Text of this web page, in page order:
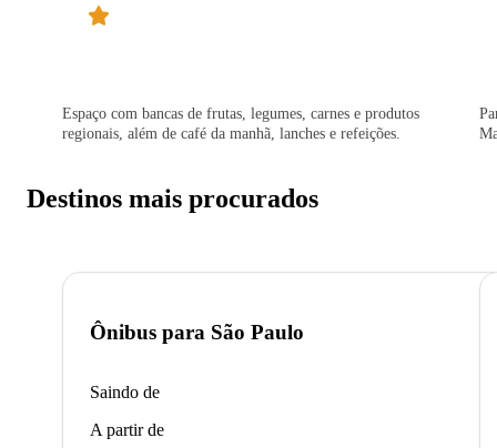
Espaço com bancas de frutas, legumes, carnes e produtos
regionais, além de café da manhã, lanches e refeições.
Destinos mais procurados
Ônibus para São Paulo
Saindo de
A partir de